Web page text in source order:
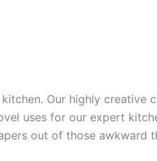
Our highly creative
uses for our expert
out of those awkward